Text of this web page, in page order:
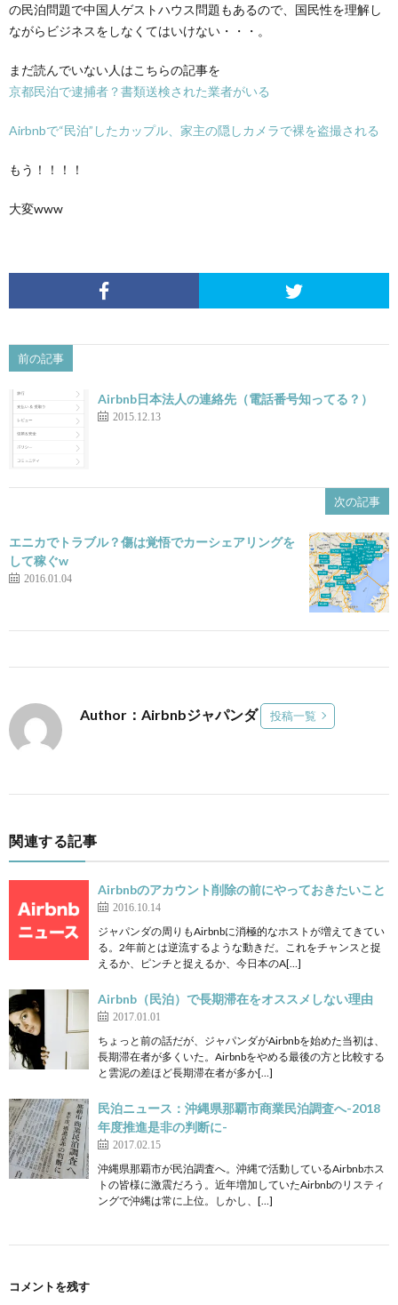
の民泊問題で中国人ゲストハウス問題もあるので、国民性を理解し
ながらビジネスをしなくてはいけない・・・。
まだ読んでいない人はこちらの記事を
京都民泊で逮捕者？書類送検された業者がいる
Airbnbで“民泊”したカップル、家主の隠しカメラで裸を盗撮される
もう！！！！
大変www
前の記事
Airbnb日本法人の連絡先（電話番号知ってる？）
2015.12.13
次の記事
エニカでトラブル？傷は覚悟でカーシェアリングを
して稼ぐw
2016.01.04
Author：Airbnbジャパンダ 投稿一覧
関連する記事
Airbnbのアカウント削除の前にやっておきたいこと
2016.10.14
ジャパンダの周りもAirbnbに消極的なホストが増えてきてい
る。2年前とは逆流するような動きだ。これをチャンスと捉
えるか、ピンチと捉えるか、今日本のA[…]
Airbnb（民泊）で長期滞在をオススメしない理由
2017.01.01
ちょっと前の話だが、ジャパンダがAirbnbを始めた当初は、
長期滞在者が多くいた。Airbnbをやめる最後の方と比較する
と雲泥の差ほど長期滞在者が多か[…]
民泊ニュース：沖縄県那覇市商業民泊調査へ-2018
年度推進是非の判断に-
2017.02.15
沖縄県那覇市が民泊調査へ。沖縄で活動しているAirbnbホス
トの皆様に激震だろう。近年増加していたAirbnbのリスティ
ングで沖縄は常に上位。しかし、[…]
コメントを残す